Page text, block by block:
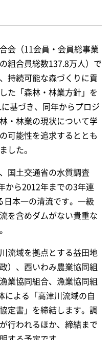
会（11会員・会員総事業
組合員総数137.8万人）で
持続可能な森づくりに貢
た「森林・林業方針」を
基づき、同年からプロジ
・林業の現状について学
可能性を追求するととも
した。
国土交通省の水質調査
から2012年までの3年連
日本一の清流です。一級
を含めダムがない貴重な
流域を拠点とする益田地
）、西いわみ農業協同組
業協同組合、漁業協同組
による「高津川流域の自
定書」を締結します。調
行われるほか、締結まで